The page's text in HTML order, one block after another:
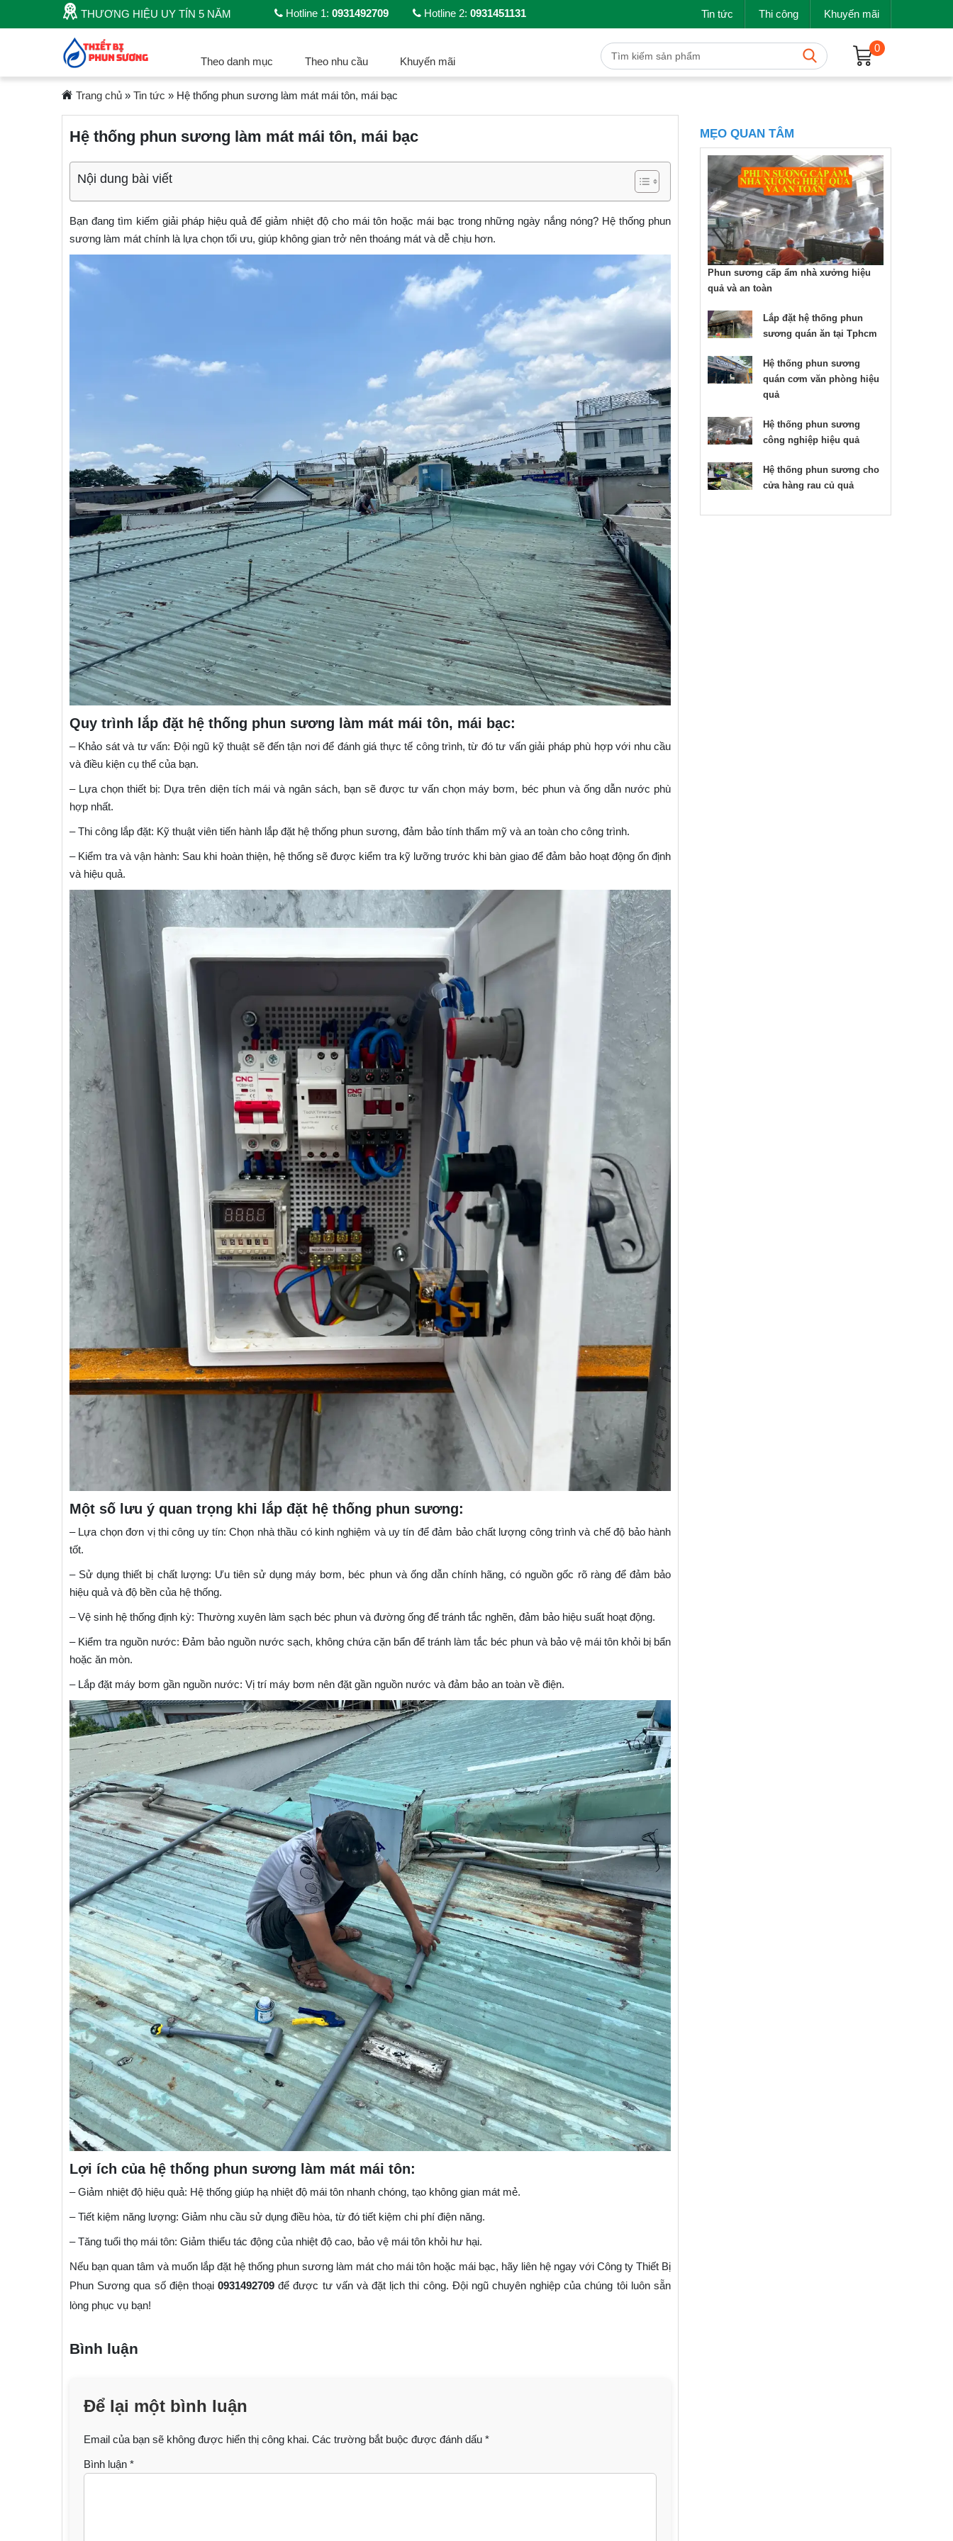
THƯƠNG HIỆU UY TÍN 5 NĂM Hotline 1: 0931492709 Hotline 2: 0931451131 Tin tức Thi công Khuyến mãi
Theo danh mục Theo nhu cầu Khuyến mãi
0
Trang chủ» Tin tức » Hệ thống phun sương làm mát mái tôn, mái bạc
Hệ thống phun sương làm mát mái tôn, mái bạc
Nội dung bài viết
Bạn đang tìm kiếm giải pháp hiệu quả để giảm nhiệt độ cho mái tôn hoặc mái bạc trong những ngày nắng nóng? Hệ thống phun
sương làm mát chính là lựa chọn tối ưu, giúp không gian trở nên thoáng mát và dễ chịu hơn.​
Quy trình lắp đặt hệ thống phun sương làm mát mái tôn, mái bạc:
– Khảo sát và tư vấn: Đội ngũ kỹ thuật sẽ đến tận nơi để đánh giá thực tế công trình, từ đó tư vấn giải pháp phù hợp với nhu cầu
và điều kiện cụ thể của bạn.​
– Lựa chọn thiết bị: Dựa trên diện tích mái và ngân sách, bạn sẽ được tư vấn chọn máy bơm, béc phun và ống dẫn nước phù
hợp nhất.​
– Thi công lắp đặt: Kỹ thuật viên tiến hành lắp đặt hệ thống phun sương, đảm bảo tính thẩm mỹ và an toàn cho công trình.​
– Kiểm tra và vận hành: Sau khi hoàn thiện, hệ thống sẽ được kiểm tra kỹ lưỡng trước khi bàn giao để đảm bảo hoạt động ổn định
và hiệu quả.​
Một số lưu ý quan trọng khi lắp đặt hệ thống phun sương:
– Lựa chọn đơn vị thi công uy tín: Chọn nhà thầu có kinh nghiệm và uy tín để đảm bảo chất lượng công trình và chế độ bảo hành
tốt.​
– Sử dụng thiết bị chất lượng: Ưu tiên sử dụng máy bơm, béc phun và ống dẫn chính hãng, có nguồn gốc rõ ràng để đảm bảo
hiệu quả và độ bền của hệ thống.​
– Vệ sinh hệ thống định kỳ: Thường xuyên làm sạch béc phun và đường ống để tránh tắc nghẽn, đảm bảo hiệu suất hoạt động.​
– Kiểm tra nguồn nước: Đảm bảo nguồn nước sạch, không chứa cặn bẩn để tránh làm tắc béc phun và bảo vệ mái tôn khỏi bị bẩn
hoặc ăn mòn. ​
– Lắp đặt máy bơm gần nguồn nước: Vị trí máy bơm nên đặt gần nguồn nước và đảm bảo an toàn về điện. ​
Lợi ích của hệ thống phun sương làm mát mái tôn:
– Giảm nhiệt độ hiệu quả: Hệ thống giúp hạ nhiệt độ mái tôn nhanh chóng, tạo không gian mát mẻ.​
– Tiết kiệm năng lượng: Giảm nhu cầu sử dụng điều hòa, từ đó tiết kiệm chi phí điện năng.​
– Tăng tuổi thọ mái tôn: Giảm thiểu tác động của nhiệt độ cao, bảo vệ mái tôn khỏi hư hại.​
Nếu bạn quan tâm và muốn lắp đặt hệ thống phun sương làm mát cho mái tôn hoặc mái bạc, hãy liên hệ ngay với Công ty Thiết Bị
Phun Sương qua số điện thoại 0931492709 để được tư vấn và đặt lịch thi công. Đội ngũ chuyên nghiệp của chúng tôi luôn sẵn
lòng phục vụ bạn!
Bình luận
Để lại một bình luận
Email của bạn sẽ không được hiển thị công khai. Các trường bắt buộc được đánh dấu *
Bình luận *
MẸO QUAN TÂM
Phun sương cấp ẩm nhà xưởng hiệu
quả và an toàn
Lắp đặt hệ thống phun
sương quán ăn tại Tphcm
Hệ thống phun sương
quán cơm văn phòng hiệu
quả
Hệ thống phun sương
công nghiệp hiệu quả
Hệ thống phun sương cho
cửa hàng rau củ quả